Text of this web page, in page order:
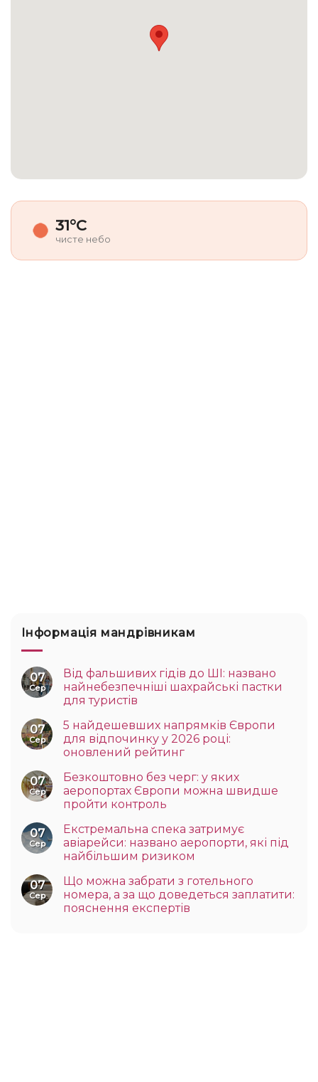
31°C
чисте небо
Інформація мандрівникам
07
Сер
Від фальшивих гідів до ШІ: названо
найнебезпечніші шахрайські пастки
для туристів
07
Сер
5 найдешевших напрямків Європи
для відпочинку у 2026 році:
оновлений рейтинг
07
Сер
Безкоштовно без черг: у яких
аеропортах Європи можна швидше
пройти контроль
07
Сер
Екстремальна спека затримує
авіарейси: названо аеропорти, які під
найбільшим ризиком
07
Сер
Що можна забрати з готельного
номера, а за що доведеться заплатити:
пояснення експертів